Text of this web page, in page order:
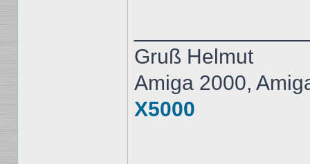
Gruß Helmut
Amiga 2000,
X5000